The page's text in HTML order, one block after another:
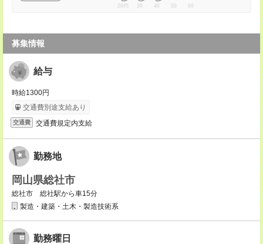
20代 30 40 50 60
募集情報
給与
時給1300円
交通費別途支給あり
交通費 交通費規定内支給
勤務地
岡山県総社市
総社市 総社駅から車15分
製造・建築・土木・製造技術系
勤務曜日